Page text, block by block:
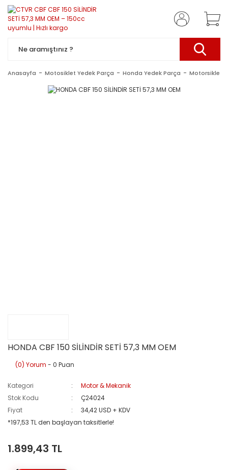
Anasayfa Motosiklet Yedek Parça Honda Yedek Parça Motorsiklet
HONDA CBF 150 SİLİNDİR SETİ 57,3 MM OEM
(0) Yorum - 0 Puan
Kategori
Motor & Mekanik
Stok Kodu
Ç24024
Fiyat
34,42 USD + KDV
*197,53 TL den başlayan taksitlerle!
1.899,43 TL